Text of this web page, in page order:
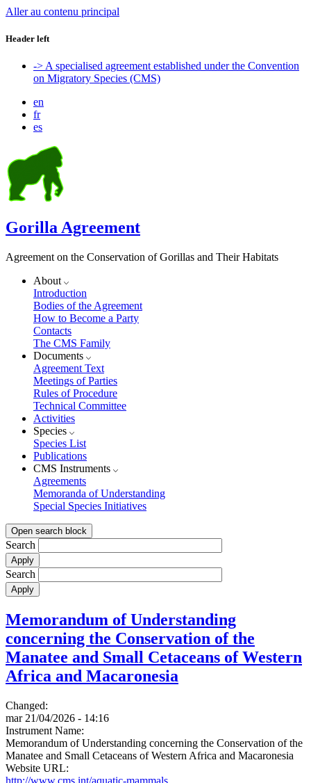
Aller au contenu principal
Header left
-> A specialised agreement established under the Convention
on Migratory Species (CMS)
en
fr
es
Gorilla Agreement
Agreement on the Conservation of Gorillas and Their Habitats
About
Introduction
Bodies of the Agreement
How to Become a Party
Contacts
The CMS Family
Documents
Agreement Text
Meetings of Parties
Rules of Procedure
Technical Committee
Activities
Species
Species List
Publications
CMS Instruments
Agreements
Memoranda of Understanding
Special Species Initiatives
Open search block
Search
Search
Memorandum of Understanding
concerning the Conservation of the
Manatee and Small Cetaceans of Western
Africa and Macaronesia
Changed:
mar 21/04/2026 - 14:16
Instrument Name:
Memorandum of Understanding concerning the Conservation of the
Manatee and Small Cetaceans of Western Africa and Macaronesia
Website URL:
http://www.cms.int/aquatic-mammals